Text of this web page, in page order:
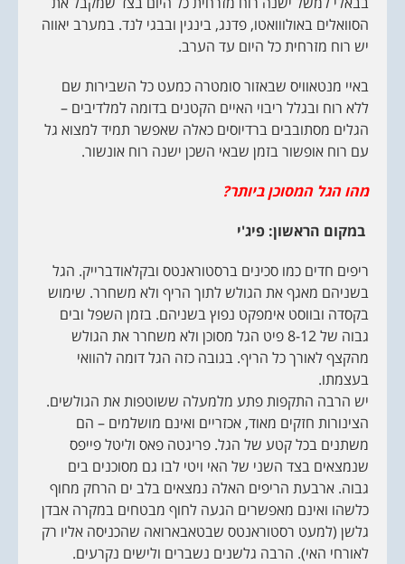
הסוואלים באולווואטו, פדנג, בינגין ובבגי לנד. במערב יאווה
יש רוח מזרחית כל היום עד הערב.
באיי מנטאוויס שבאזור סומטרה כמעט כל השבירות שם
ללא רוח ובגלל ריבוי האיים הקטנים בדומה למלדיבים –
הגלים מסתובבים ברדיוסים כאלה שאפשר תמיד למצוא גל
עם רוח אופשור בזמן שבאי השכן ישנה רוח אונשור.
מהו הגל המסוכן ביותר?
במקום הראשון: פיג'י
ריפים חדים כמו סכינים ברסטוראנטס ובקלאודברייק. הגל
בשניהם מאגף את הגולש לתוך הריף ולא משחרר. שימוש
בקסדה ובווסט אימפקט נפוץ בשניהם. בזמן השפל ובים
גבוה של 8-12 פיט הגל מסוכן ולא משחרר את הגולש
מהקצף לאורך כל הריף. בגובה כזה הגל דומה להוואי
בעצמתו.
יש הרבה התקפות פתע מלמעלה ששוטפות את הגולשים.
הצינורות חזקים מאוד, אכזריים ואינם מושלמים – הם
משתנים בכל קטע של הגל. פריגטה פאס וליטל פייפס
שנמצאים בצד השני של האי ויטי לבו גם מסוכנים בים
גבוה. ארבעת הריפים האלה נמצאים בלב ים הרחק מחוף
כלשהו ואינם מאפשרים הגעה לחוף מבטחים במקרה אבדן
גלשן (למעט רסטוראנטס שבטאבארואה שהכניסה אליו רק
לאורחי האי). הרבה גלשנים נשברים ולישים נקרעים.